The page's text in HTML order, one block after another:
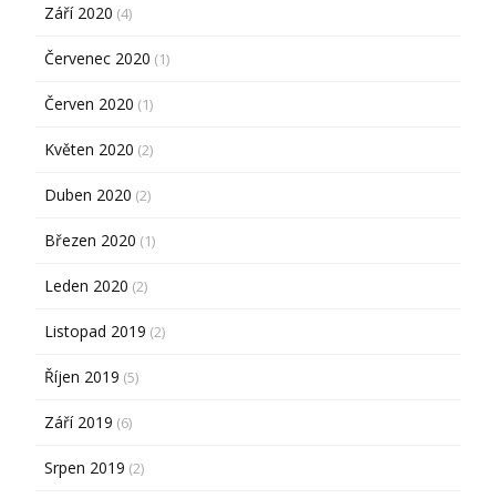
Září 2020 (4)
Červenec 2020 (1)
Červen 2020 (1)
Květen 2020 (2)
Duben 2020 (2)
Březen 2020 (1)
Leden 2020 (2)
Listopad 2019 (2)
Říjen 2019 (5)
Září 2019 (6)
Srpen 2019 (2)